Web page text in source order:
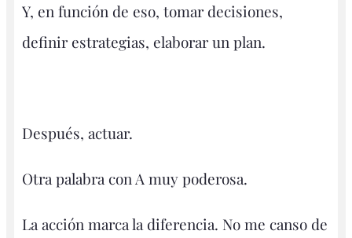
Y, en función de eso, tomar decisiones,
definir estrategias, elaborar un plan.
Después, actuar.
Otra palabra con A muy poderosa.
La acción marca la diferencia. No me canso de